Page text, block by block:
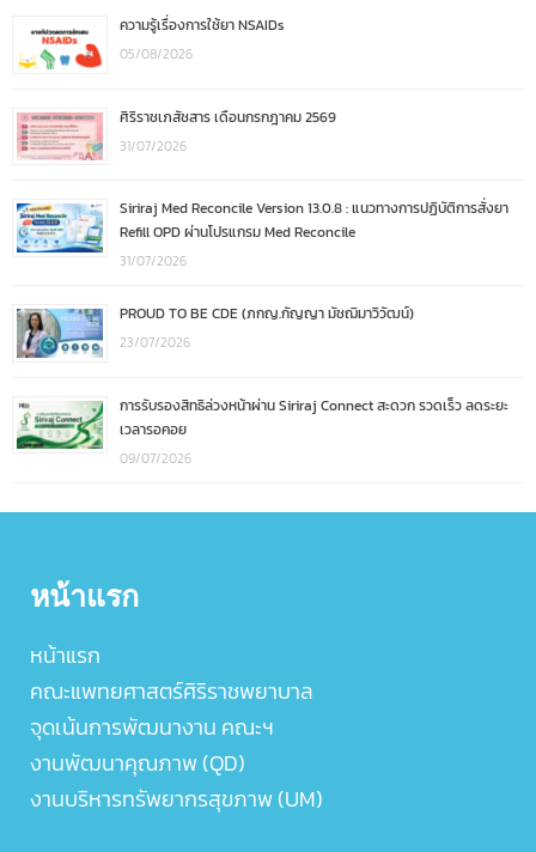
ความรู้เรื่องการใช้ยา NSAIDs
05/08/2026
ศิริราชเภสัชสาร เดือนกรกฎาคม 2569
31/07/2026
Siriraj Med Reconcile Version 13.0.8 : แนวทางการปฏิบัติการสั่งยา
Refill OPD ผ่านโปรแกรม Med Reconcile
31/07/2026
PROUD TO BE CDE (ภกญ.กัญญา มัชฌิมาวิวัฒน์)
23/07/2026
การรับรองสิทธิล่วงหน้าผ่าน Siriraj Connect สะดวก รวดเร็ว ลดระยะ
เวลารอคอย
09/07/2026
หน้าแรก
หน้าแรก
คณะแพทยศาสตร์ศิริราชพยาบาล
จุดเน้นการพัฒนางาน คณะฯ
งานพัฒนาคุณภาพ (QD)
งานบริหารทรัพยากรสุขภาพ (UM)